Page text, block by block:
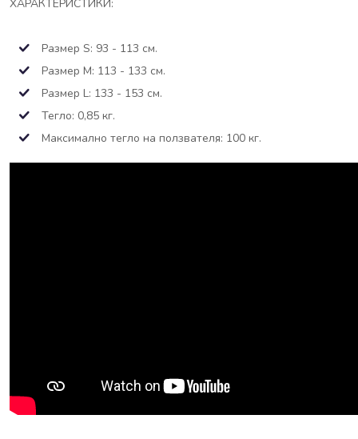
ХАРАКТЕРИСТИКИ:
Размер S: 93 - 113 см.
Размер M: 113 - 133 см.
Размер L: 133 - 153 см.
Тегло: 0,85 кг.
Максимално тегло на ползвателя: 100 кг.